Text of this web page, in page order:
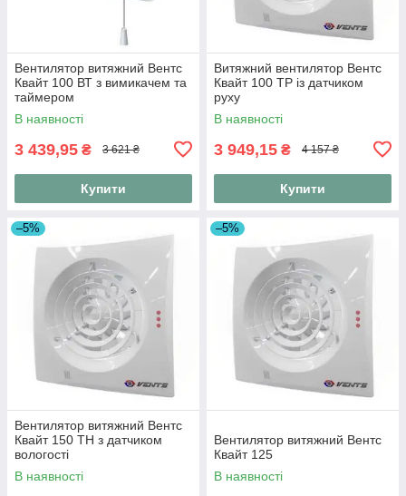
Вентилятор витяжний Вентс
Квайт 100 ВТ з вимикачем та
таймером
В наявності
3 439,95 ₴ 3 621 ₴
Купити
Витяжний вентилятор Вентс
Квайт 100 ТР із датчиком
руху
В наявності
3 949,15 ₴ 4 157 ₴
Купити
–5%
Вентилятор витяжний Вентс
Квайт 150 ТН з датчиком
вологості
В наявності
–5%
Вентилятор витяжний Вентс
Квайт 125
В наявності